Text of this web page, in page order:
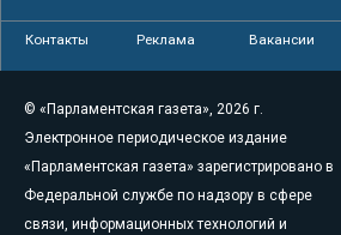
Контакты Реклама Вакансии
© «Парламентская газета», 2026 г.
Электронное периодическое издание
«Парламентская газета» зарегистрировано в
Федеральной службе по надзору в сфере
связи, информационных технологий и